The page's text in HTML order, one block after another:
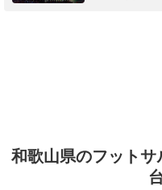
和歌山県のフット